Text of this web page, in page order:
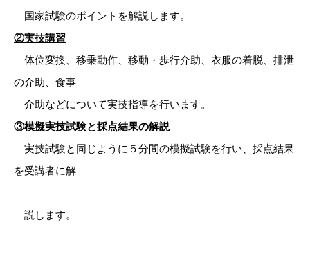
国家試験のポイントを解説します。
②実技講習
体位変換、移乗動作、移動・歩行介助、衣服の着脱、排泄
の介助、食事
介助などについて実技指導を行います。
③模擬実技試験と採点結果の解説
実技試験と同じように５分間の模擬試験を行い、採点結果
を受講者に解
説します。